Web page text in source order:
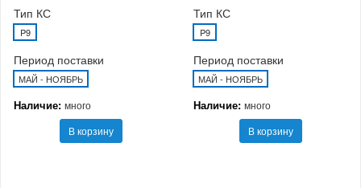
Тип КС
P9
Период поставки
МАЙ - НОЯБРЬ
Наличие: много
В корзину
Тип КС
P9
Период поставки
МАЙ - НОЯБРЬ
Наличие: много
В корзину